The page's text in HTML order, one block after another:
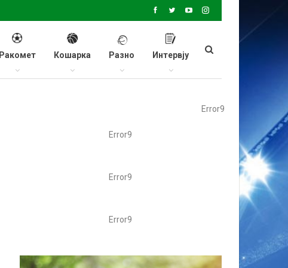
Ракомет Кошарка Разно Интервју
Error9
Error9
Error9
Error9